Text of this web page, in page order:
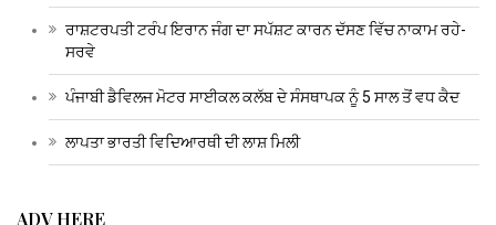
ਰਾਸ਼ਟਰਪਤੀ ਟਰੰਪ ਇਰਾਨ ਜੰਗ ਦਾ ਸਪੱਸ਼ਟ ਕਾਰਨ ਦੱਸਣ ਵਿੱਚ ਨਾਕਾਮ ਰਹੇ-
ਸਰਵੇ
ਪੰਜਾਬੀ ਡੈਵਿਲਜ ਮੋਟਰ ਸਾਈਕਲ ਕਲੱਬ ਦੇ ਸੰਸਥਾਪਕ ਨੂੰ 5 ਸਾਲ ਤੋਂ ਵਧ ਕੈਦ
ਲਾਪਤਾ ਭਾਰਤੀ ਵਿਦਿਆਰਥੀ ਦੀ ਲਾਸ਼ ਮਿਲੀ
ADV HERE